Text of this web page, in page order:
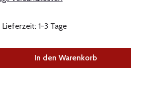
1-3 Tage
Gib den gewünschten Wert
In den Warenkorb